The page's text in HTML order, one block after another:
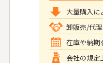
大量購入に
卸販売/代
在庫や納期
会社の規定